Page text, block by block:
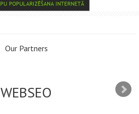
Our Partners
WEBSEO